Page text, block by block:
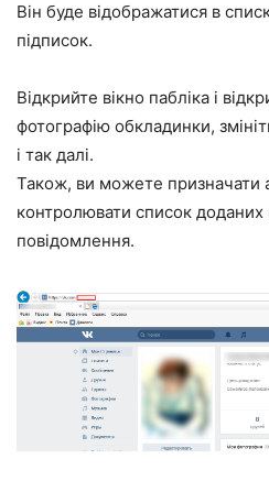
Він буде відображатися в
підписок.
Відкрийте вікно пабліка і
фотографію обкладинки,
і так далі.
Також, ви можете призначати
контролювати список доданих
повідомлення.